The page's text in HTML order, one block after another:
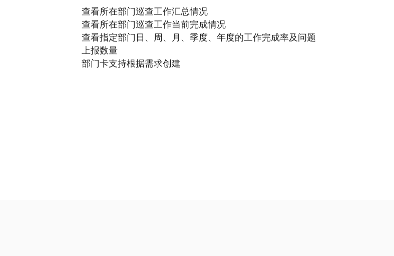
查看所在部门巡查工作汇总情况
查看所在部门巡查工作当前完成情况
查看指定部门日、周、月、季度、年度的工作完成率及问题
上报数量
部门卡支持根据需求创建